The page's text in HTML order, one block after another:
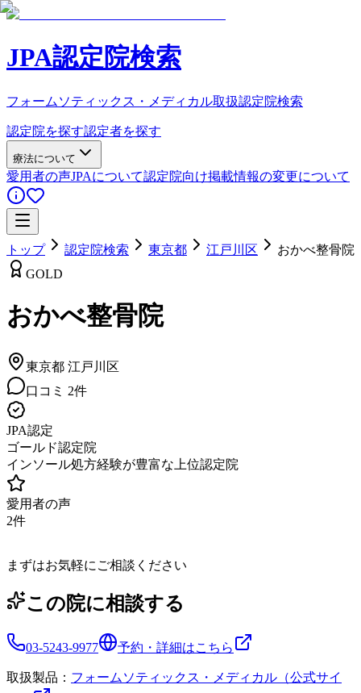
JPA認定院検索
フォームソティックス・メディカル取扱認定院検索
認定院を探す認定者を探す
療法について
愛用者の声JPAについて認定院向け掲載情報の変更について
トップ 認定院検索 東京都 江戸川区
おかべ整骨院
GOLD
おかべ整骨院
東京都 江戸川区
口コミ 2件
JPA認定
ゴールド認定院
インソール処方経験が豊富な上位認定院
愛用者の声
2件
まずはお気軽にご相談ください
この院に相談する
03-5243-9977 予約・詳細はこちら
取扱製品： フォームソティックス・メディカル（公式サイ